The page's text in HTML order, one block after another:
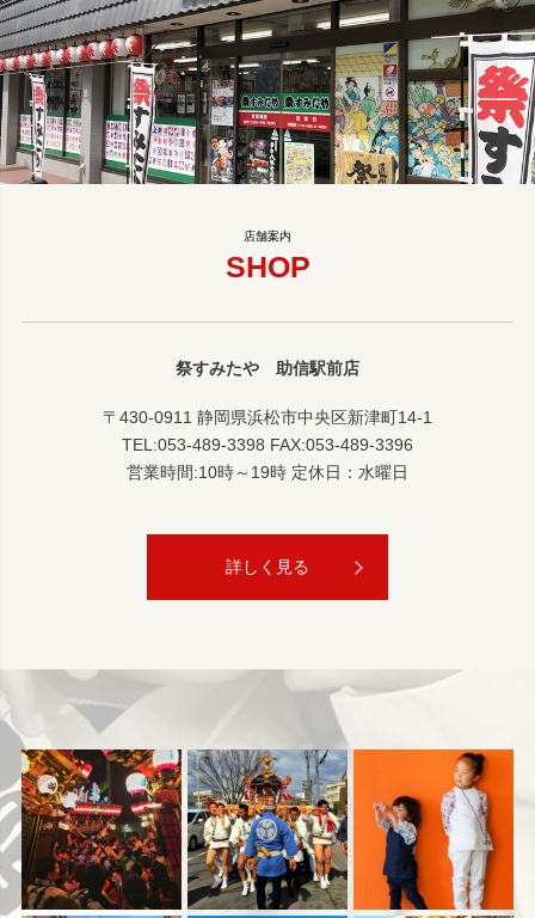
SHOP
祭すみたや 助信駅前店
〒430-0911 静岡県浜松市中央区新津町14-1
TEL:053-489-3398 FAX:053-489-3396
営業時間:10時～19時 定休日：水曜日
詳しく見る